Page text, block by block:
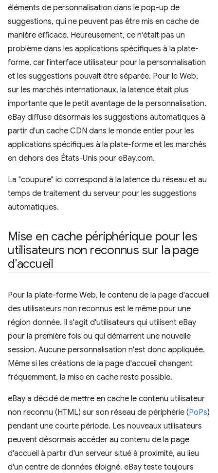
éléments de personnalisation dans le pop-up de
suggestions, qui ne peuvent pas être mis en cache de
manière efficace. Heureusement, ce n'était pas un
problème dans les applications spécifiques à la plate-
forme, car l'interface utilisateur pour la personnalisation
et les suggestions pouvait être séparée. Pour le Web,
sur les marchés internationaux, la latence était plus
importante que le petit avantage de la personnalisation.
eBay diffuse désormais les suggestions automatiques à
partir d'un cache CDN dans le monde entier pour les
applications spécifiques à la plate-forme et les marchés
en dehors des États-Unis pour eBay.com.
La "coupure" ici correspond à la latence du réseau et au
temps de traitement du serveur pour les suggestions
automatiques.
Mise en cache périphérique pour les
utilisateurs non reconnus sur la page
d'accueil
Pour la plate-forme Web, le contenu de la page d'accueil
des utilisateurs non reconnus est le même pour une
région donnée. Il s'agit d'utilisateurs qui utilisent eBay
pour la première fois ou qui démarrent une nouvelle
session. Aucune personnalisation n'est donc appliquée.
Même si les créations de la page d'accueil changent
fréquemment, la mise en cache reste possible.
eBay a décidé de mettre en cache le contenu utilisateur
non reconnu (HTML) sur son réseau de périphérie (PoPs)
pendant une courte période. Les nouveaux utilisateurs
peuvent désormais accéder au contenu de la page
d'accueil à partir d'un serveur situé à proximité, au lieu
d'un centre de données éloigné. eBay teste toujours